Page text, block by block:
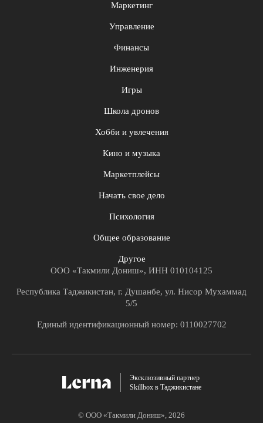
Маркетинг
Управление
Финансы
Инженерия
Игры
Школа дронов
Хобби и увлечения
Кино и музыка
Маркетплейсы
Начать свое дело
Психология
Общее образование
Другое
ООО «Такмили Дониш», ИНН 010104125
Республика Таджикистан, г. Душанбе, ул. Нисор Мухаммад
5/5
Единый идентификационный номер: 0110027702
Эксклюзивный партнер
Skillbox в Таджикистане
© ООО «Такмили Дониш», 2026